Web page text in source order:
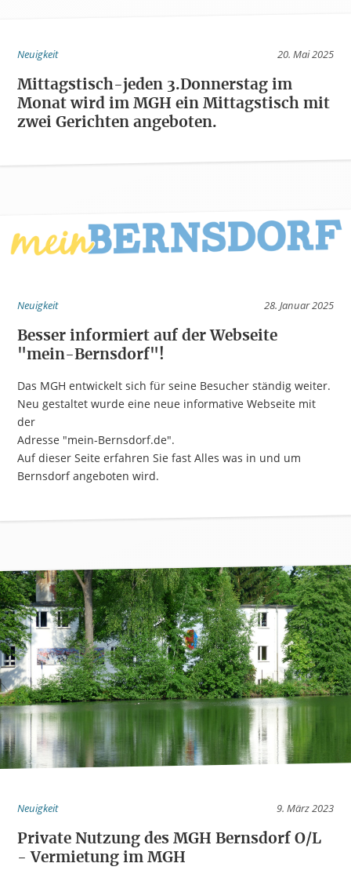
Neuigkeit 20. Mai 2025
Mittagstisch-jeden 3.Donnerstag im
Monat wird im MGH ein Mittagstisch mit
zwei Gerichten angeboten.
Neuigkeit 28. Januar 2025
Besser informiert auf der Webseite
"mein-Bernsdorf"!
Das MGH entwickelt sich für seine Besucher ständig weiter.
Neu gestaltet wurde eine neue informative Webseite mit
der
Adresse "mein-Bernsdorf.de".
Auf dieser Seite erfahren Sie fast Alles was in und um
Bernsdorf angeboten wird.
Neuigkeit 9. März 2023
Private Nutzung des MGH Bernsdorf O/L
- Vermietung im MGH